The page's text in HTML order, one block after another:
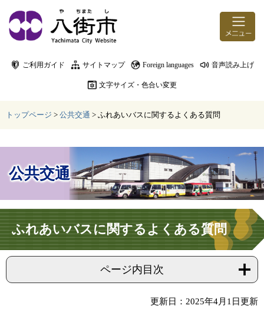
ご利用ガイド サイトマップ Foreign languages 音声読み上げ
文字サイズ・色合い変更
トップページ > 公共交通 > ふれあいバスに関するよくある質問
公共交通
本文
ふれあいバスに関するよくある質問
ページ内目次
更新日：2025年4月1日更新